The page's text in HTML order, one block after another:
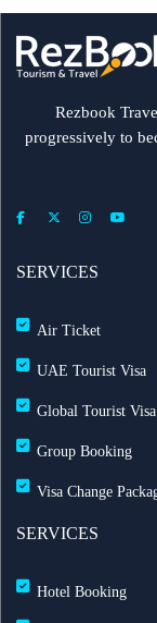
إلزامي
ميونيخ عبر
العربية للطيران
الجوية
وزيارة فنية
إلى بغداد
باس لرحلات
متعددة
Rezbook
progressively to
SERVICES
Air Ticket
UAE Tourist Visa
Global Tourist Visa
Group Booking
Visa Change
SERVICES
Hotel Booking